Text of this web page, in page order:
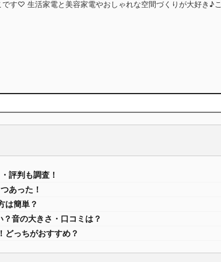
す♡ 生活家電と美容家電やおしゃれな空間づくりが大好き♪
評判も調査！
あった！
は簡単？
音の大きさ・口コミは？
どっちがおすすめ？